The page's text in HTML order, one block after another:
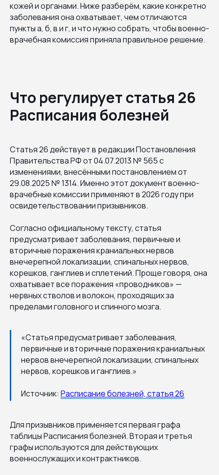
кожей и органами. Ниже разберём, какие конкретно
заболевания она охватывает, чем отличаются
пункты а, б, в и г, и что нужно собрать, чтобы военно-
врачебная комиссия приняла правильное решение.
Что регулирует статья 26
Расписания болезней
Статья 26 действует в редакции Постановления
Правительства РФ от 04.07.2013 № 565 с
изменениями, внесёнными постановлением от
29.08.2025 № 1314. Именно этот документ военно-
врачебные комиссии применяют в 2026 году при
освидетельствовании призывников.
Согласно официальному тексту, статья
предусматривает заболевания, первичные и
вторичные поражения краниальных нервов
внечерепной локализации, спинальных нервов,
корешков, ганглиев и сплетений. Проще говоря, она
охватывает все поражения «проводников» —
нервных стволов и волокон, проходящих за
пределами головного и спинного мозга.
«Статья предусматривает заболевания,
первичные и вторичные поражения краниальных
нервов внечерепной локализации, спинальных
нервов, корешков и ганглиев.»
Источник: Расписание болезней, статья 26
Для призывников применяется первая графа
таблицы Расписания болезней. Вторая и третья
графы используются для действующих
военнослужащих и контрактников.